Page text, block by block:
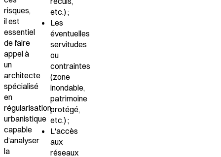
risques,
il est
essentiel
de faire
appel à
un
architecte
spécialisé
en
régularisation
urbanistique
capable
d’analyser
la
etc.) ;
Les
éventuelles
servitudes
ou
contraintes
(zone
inondable,
patrimoine
protégé,
etc.) ;
L'accès
aux
réseaux